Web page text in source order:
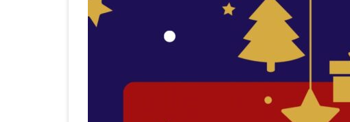
UDZIELONYCH ZAMÓWIEŃ 2023
ZAKUP I DOSTAWA
ARTYKUŁÓW ŻYWNOŚCIOWYCH
DO STOŁÓWKI SZKOLNEJ
ZESPOŁU SZKOLNO –
PRZEDSZKOLNEGO W